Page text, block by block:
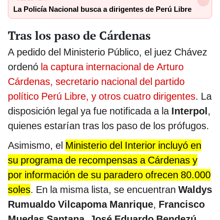
La Policía Nacional busca a dirigentes de Perú Libre
Tras los paso de Cárdenas
A pedido del Ministerio Público, el juez Chávez
ordenó la captura internacional de Arturo
Cárdenas, secretario nacional del partido
político Perú Libre, y otros cuatro dirigentes. La
disposición legal ya fue notificada a la Interpol,
quienes estarían tras los paso de los prófugos.
Asimismo, el Ministerio del Interior incluyó en
su programa de recompensas a Cárdenas y
por información de su paradero ofrecen 80.000
soles. En la misma lista, se encuentran Waldys
Rumualdo Vilcapoma Manrique, Francisco